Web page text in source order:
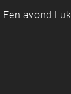
Een avond